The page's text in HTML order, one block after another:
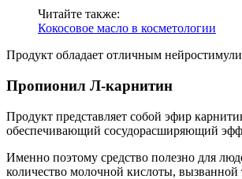
Читайте также:
Кокосовое масло в косметологии
Продукт обладает отличным
Пропионил Л-карнитин
Продукт представляет собой эфир
обеспечивающий сосудорасширяющий
Именно поэтому средство полезно для
количество молочной кислоты, вызванной